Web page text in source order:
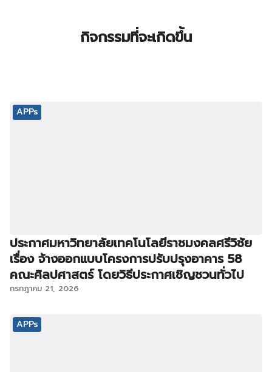
กิจกรรมที่จะเกิดขึ้น
APPs
ประกาศมหาวิทยาลัยเทคโนโลยีราชมงคลศรีวิชัย
เรื่อง จ้างออกแบบโครงการปรับปรุงอาคาร 58
คณะศิลปศาสตร์ โดยวิธีประกาศเชิญชวนทั่วไป
กรกฎาคม 21, 2026
APPs